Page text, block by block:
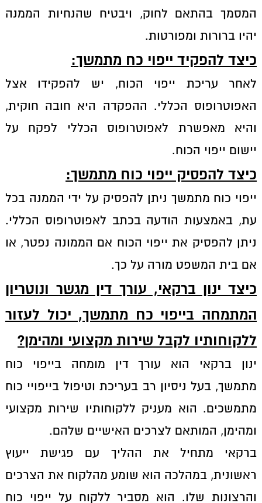
המסמך בהתאם לחוק, ויבטיח שהנחיות הממנה
יהיו ברורות ומפורטות.
כיצד להפקיד ייפוי כח מתמשך:
לאחר עריכת ייפוי הכוח, יש להפקידו אצל
האפוטרופוס הכללי. ההפקדה היא חובה חוקית,
והיא מאפשרת לאפוטרופוס הכללי לפקח על
יישום ייפוי הכוח.
כיצד להפסיק ייפוי כוח מתמשך:
ייפוי כוח מתמשך ניתן להפסיק על ידי הממנה בכל
עת, באמצעות הודעה בכתב לאפוטרופוס הכללי.
ניתן להפסיק את ייפוי הכוח אם הממונה נפטר, או
אם בית המשפט מורה על כך.
כיצד ינון ברקאי, עורך דין מגשר ונוטריון
המתמחה בייפוי כח מתמשך, יכול לעזור
ללקוחותיו לקבל שירות מקצועי ומהימן?
ינון ברקאי הוא עורך דין מומחה בייפוי כוח
מתמשך, בעל ניסיון רב בעריכת וטיפול בייפויי כוח
מתמשכים. הוא מעניק ללקוחותיו שירות מקצועי
ומהימן, המותאם לצרכים האישיים שלהם.
ברקאי מתחיל את ההליך עם פגישת ייעוץ
ראשונית, במהלכה הוא שומע מהלקוח את הצרכים
והרצונות שלו. הוא מסביר ללקוח על ייפוי כוח